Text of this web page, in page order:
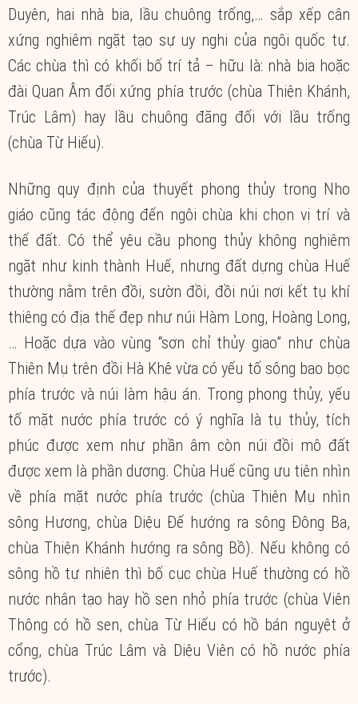
Duyên, hai nhà bia, lầu chuông trống,… sắp xếp cân
xứng nghiêm ngặt tạo sự uy nghi của ngôi quốc tự.
Các chùa thì có khối bố trí tả – hữu là: nhà bia hoặc
đài Quan Âm đối xứng phía trước (chùa Thiện Khánh,
Trúc Lâm) hay lầu chuông đăng đối với lầu trống
(chùa Từ Hiếu).
Những quy định của thuyết phong thủy trong Nho
giáo cũng tác động đến ngôi chùa khi chọn vị trí và
thế đất. Có thể yêu cầu phong thủy không nghiêm
ngặt như kinh thành Huế, nhưng đất dựng chùa Huế
thường nằm trên đồi, sườn đồi, đồi núi nơi kết tụ khí
thiêng có địa thế đẹp như núi Hàm Long, Hoàng Long,
… Hoặc dựa vào vùng “sơn chỉ thủy giao” như chùa
Thiên Mụ trên đồi Hà Khê vừa có yếu tố sông bao bọc
phía trước và núi làm hậu án. Trong phong thủy, yếu
tố mặt nước phía trước có ý nghĩa là tụ thủy, tích
phúc được xem như phần âm còn núi đồi mô đất
được xem là phần dương. Chùa Huế cũng ưu tiên nhìn
về phía mặt nước phía trước (chùa Thiên Mụ nhìn
sông Hương, chùa Diệu Đế hướng ra sông Đông Ba,
chùa Thiện Khánh hướng ra sông Bồ). Nếu không có
sông hồ tự nhiên thì bố cục chùa Huế thường có hồ
nước nhân tạo hay hồ sen nhỏ phía trước (chùa Viên
Thông có hồ sen, chùa Từ Hiếu có hồ bán nguyệt ở
cổng, chùa Trúc Lâm và Diệu Viên có hồ nước phía
trước).